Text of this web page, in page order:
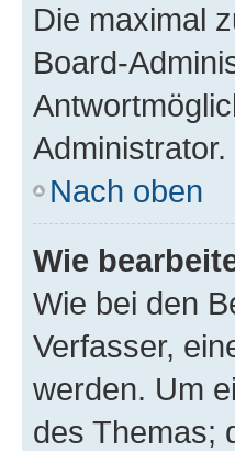
Die maximal
Board-
Administrator.
Nach oben
Wie
Wie bei den
Verfasser,
werden. Um
des Themas;